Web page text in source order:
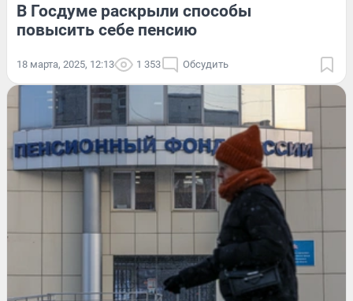
В Госдуме раскрыли способы
повысить себе пенсию
18 марта, 2025, 12:13 1 353 Обсудить